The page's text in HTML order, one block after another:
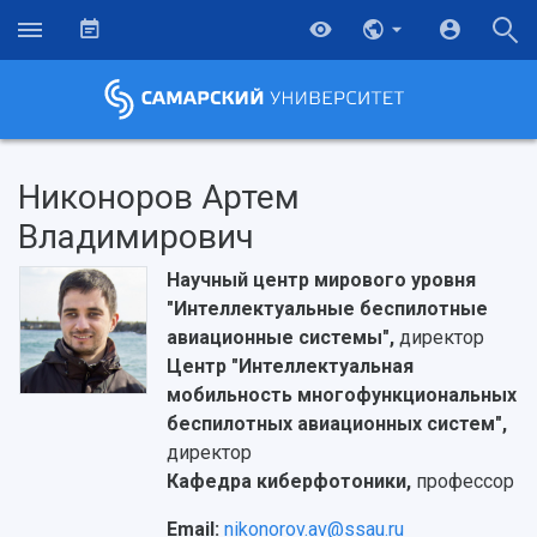
Никоноров Артем
Владимирович
Научный центр мирового уровня
"Интеллектуальные беспилотные
авиационные системы",директор
Центр "Интеллектуальная
мобильность многофункциональных
беспилотных авиационных систем",
директор
Кафедра киберфотоники, профессор
Email: nikonorov.av@ssau.ru